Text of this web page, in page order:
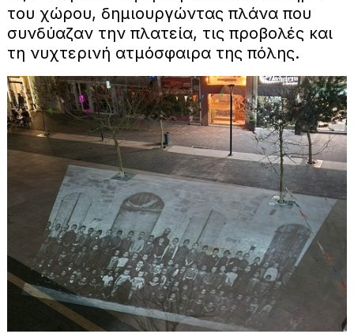
του χώρου, δημιουργώντας πλάνα που
συνδύαζαν την πλατεία, τις προβολές και
τη νυχτερινή ατμόσφαιρα της πόλης.